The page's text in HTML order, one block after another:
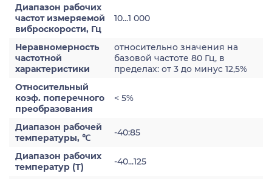
Диапазон рабочих
частот измеряемой
виброскорости, Гц
10...1 000
Неравномерность
частотной
характеристики
относительно значения на
базовой частоте 80 Гц, в
пределах: от 3 до минус 12,5%
Относительный
коэф. поперечного
преобразования
< 5%
Диапазон рабочей
температуры, ℃
-40:85
Диапазон рабочих
температур (Т)
-40...125